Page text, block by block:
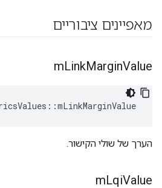
מאפיינים ציבוריים
mLinkMarginValue
::mLinkMarginValue
הערך של שולי הקישור.
mLqiValue